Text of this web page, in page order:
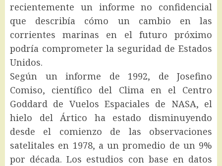
recientemente un informe no confidencial
que describía cómo un cambio en las
corrientes marinas en el futuro próximo
podría comprometer la seguridad de Estados
Unidos.
Según un informe de 1992, de Josefino
Comiso, científico del Clima en el Centro
Goddard de Vuelos Espaciales de NASA, el
hielo del Ártico ha estado disminuyendo
desde el comienzo de las observaciones
satelitales en 1978, a un promedio de un 9%
por década. Los estudios con base en datos